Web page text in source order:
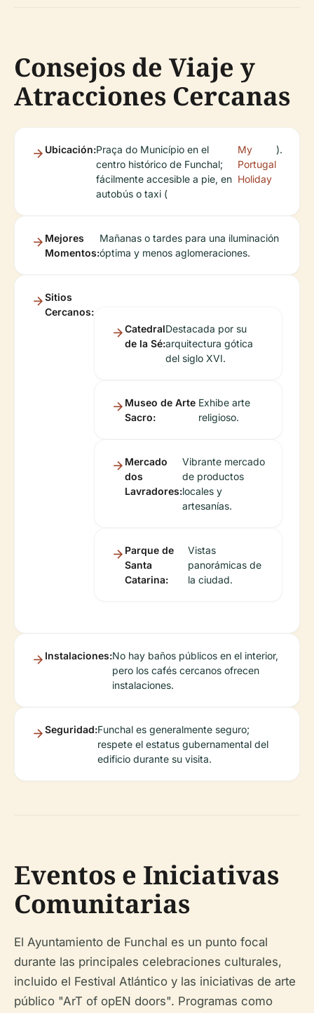
Consejos de Viaje y
Atracciones Cercanas
Ubicación:Praça do Município en el
centro histórico de Funchal;
fácilmente accesible a pie, en
autobús o taxi (
My
Portugal
Holiday
).
Mejores
Momentos:
Mañanas o tardes para una iluminación
óptima y menos aglomeraciones.
Sitios
Cercanos:
Catedral
de la Sé:
Destacada por su
arquitectura gótica
del siglo XVI.
Museo de Arte
Sacro:
Exhibe arte
religioso.
Mercado
dos
Lavradores:
Vibrante mercado
de productos
locales y
artesanías.
Parque de
Santa
Catarina:
Vistas
panorámicas de
la ciudad.
Instalaciones:No hay baños públicos en el interior,
pero los cafés cercanos ofrecen
instalaciones.
Seguridad:Funchal es generalmente seguro;
respete el estatus gubernamental del
edificio durante su visita.
Eventos e Iniciativas
Comunitarias
El Ayuntamiento de Funchal es un punto focal
durante las principales celebraciones culturales,
incluido el Festival Atlántico y las iniciativas de arte
público "ArT of opEN doors". Programas como